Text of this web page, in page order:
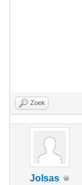
Zoek
Jolsas